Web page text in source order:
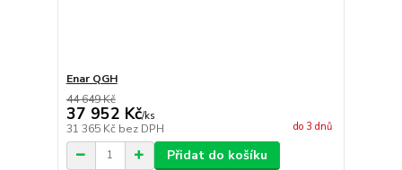
Enar QGH
44 649 Kč
37 952 Kč/ks
31 365 Kč bez DPH do 3 dnů
Přidat do košíku